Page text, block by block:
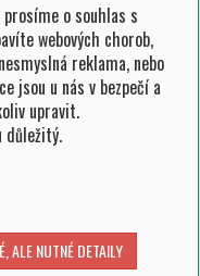
o souhlas s
webových chorob,
reklama, nebo
jsou u nás v bezpečí a
upravit.
důležitý.
ALE NUTNÉ DETAILY